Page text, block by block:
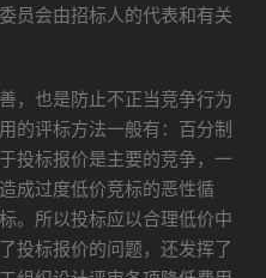
员会由招标人的代表和有关
，也是防止不正当竞争行为
的评标方法一般有：百分制
投标报价是主要的竞争，一
成过度低价竞标的恶性循
。所以投标应以合理低价中
投标报价的问题，还发挥了